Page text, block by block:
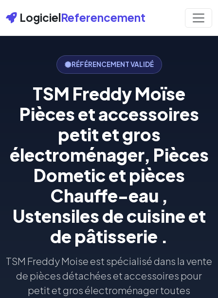
LogicielReferencement
RÉFÉRENCEMENT VALIDÉ
TSM Freddy Moïse
Pièces et accessoires
petit et gros
électroménager, Pièces
Dometic et pièces
Chauffe-eau ,
Ustensiles de cuisine et
de pâtisserie .
TSM Freddy Moise est spécialisé dans la vente
de pièces détachées et accessoires pour
petit et gros électroménager toutes